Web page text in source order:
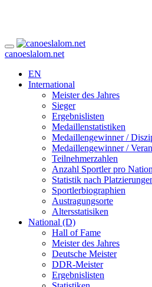
canoeslalom.net
EN
International
Meister des Jahres
Sieger
Ergebnislisten
Medaillenstatistiken
Medaillengewinner /
Medaillengewinner /
Teilnehmerzahlen
Anzahl Sportler pro Nation
Statistik nach
Sportlerbiographien
Austragungsorte
Altersstatisiken
National (D)
Hall of Fame
Meister des Jahres
Deutsche Meister
DDR-Meister
Ergebnislisten